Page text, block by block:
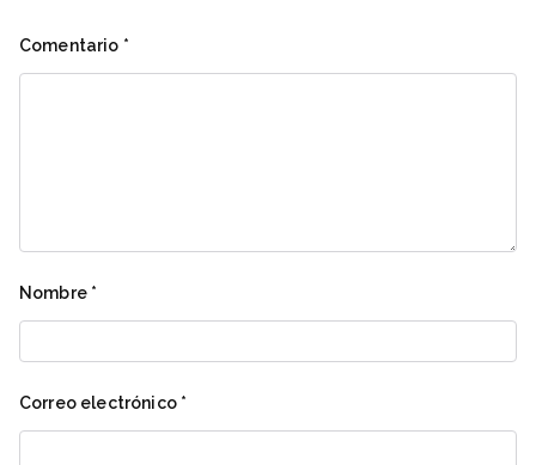
Comentario *
Nombre *
Correo electrónico *